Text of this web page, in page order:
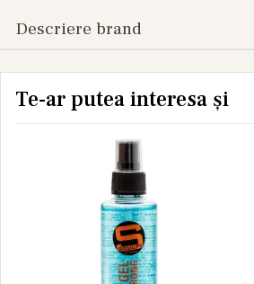
Descriere brand
Te-ar putea interesa și